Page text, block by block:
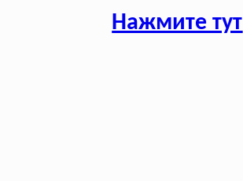
Нажмите тут